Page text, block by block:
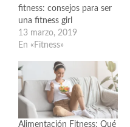
fitness: consejos para ser
una fitness girl
13 marzo, 2019
En «Fitness»
Alimentación Fitness: Qué